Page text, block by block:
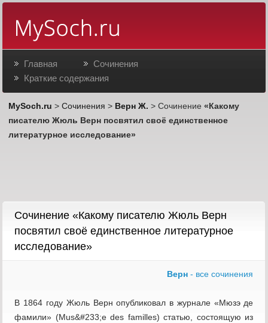
Главная
Сочинения
Краткие содержания
MySoch.ru >Сочинения > Верн Ж. > Сочинение«Какому
писателю Жюль Верн посвятил своё единственное
литературное исследование»
Сочинение «Какому писателю Жюль Верн
посвятил своё единственное литературное
исследование»
Верн - все сочинения
В 1864 году Жюль Верн опубликовал в журнале «Мюзэ де
фамили» (Mus&#233;e des familles) статью, состоящую из